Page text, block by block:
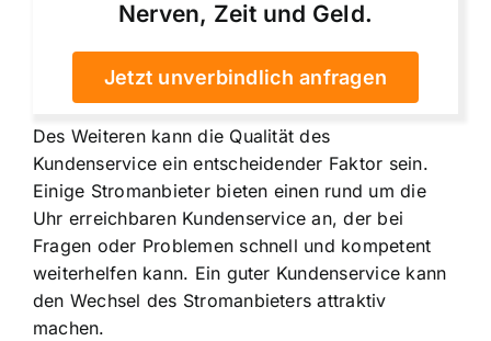
Nerven, Zeit und Geld.
Jetzt unverbindlich anfragen
Des Weiteren kann die Qualität des
Kundenservice ein entscheidender Faktor sein.
Einige Stromanbieter bieten einen rund um die
Uhr erreichbaren Kundenservice an, der bei
Fragen oder Problemen schnell und kompetent
weiterhelfen kann. Ein guter Kundenservice kann
den Wechsel des Stromanbieters attraktiv
machen.